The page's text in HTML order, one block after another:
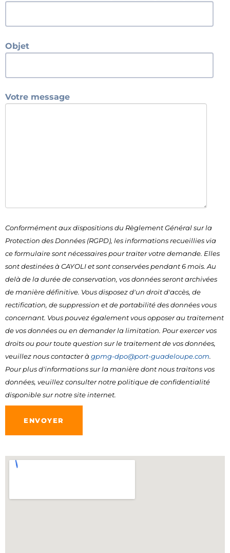
Objet
Votre message
Conformément aux dispositions du Règlement Général sur la
Protection des Données (RGPD), les informations recueillies via
ce formulaire sont nécessaires pour traiter votre demande. Elles
sont destinées à CAYOLI et sont conservées pendant 6 mois. Au
delà de la durée de conservation, vos données seront archivées
de manière définitive. Vous disposez d'un droit d'accès, de
rectification, de suppression et de portabilité des données vous
concernant. Vous pouvez également vous opposer au traitement
de vos données ou en demander la limitation. Pour exercer vos
droits ou pour toute question sur le traitement de vos données,
veuillez nous contacter àgpmg-dpo@port-guadeloupe.com.
Pour plus d'informations sur la manière dont nous traitons vos
données, veuillez consulter notrepolitique de confidentialité
disponible sur notre site internet.